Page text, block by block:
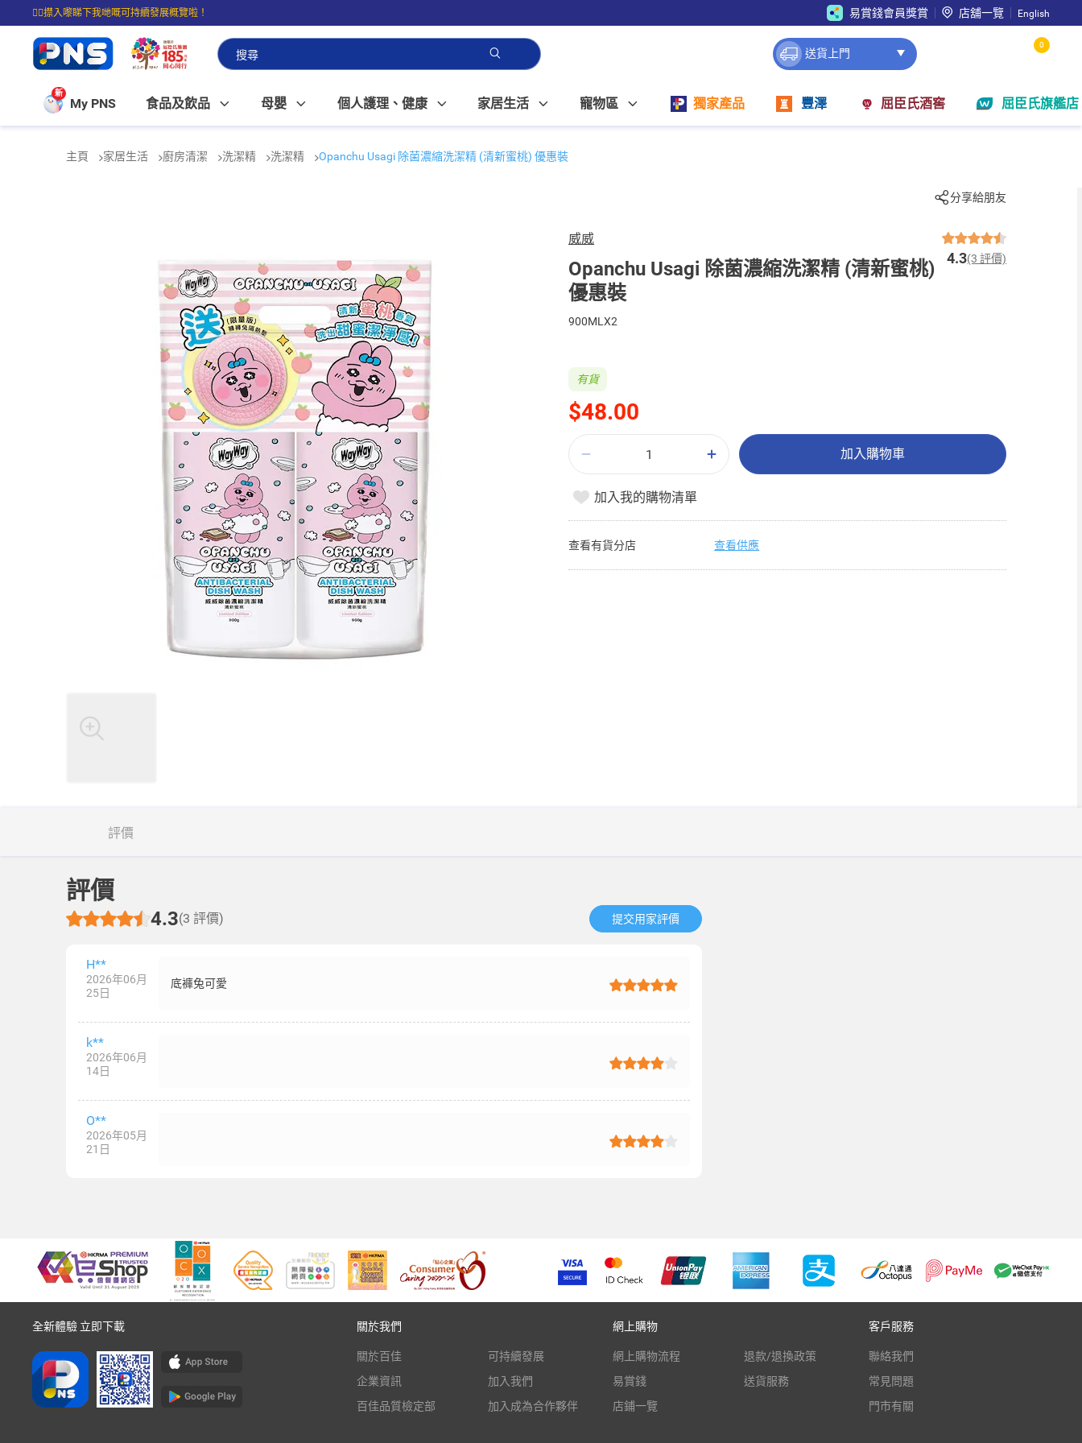
☝🏼㩒入嚟睇下我哋嘅可持續發展概覽啦！
⭐購物滿$399即享免費送貨；滿$100即可免費店取。
易賞錢會員獎賞 店舖一覽 English
送貨上門
0
新
My PNS 食品及飲品 母嬰 個人護理、健康 家居生活 寵物區 獨家產品 豐澤 屈臣氏酒窖 屈臣氏旗艦店
主頁 家居生活 廚房清潔 洗潔精 洗潔精 Opanchu Usagi 除菌濃縮洗潔精 (清新蜜桃) 優惠裝
分享給朋友
威威
Opanchu Usagi 除菌濃縮洗潔精 (清新蜜桃)
優惠裝
4.3(3 評價)
900MLX2
$48.00
有貨
加入購物車
加入我的購物清單
查看有貨分店 查看供應
評價
評價
4.3(3 評價) 提交用家評價​
H**
2026年06月
25日
底褲兔可愛
k**
2026年06月
14日
O**
2026年05月
21日
全新體驗 立即下載 關於我們
關於百佳
企業資訊
百佳品質檢定部
可持續發展
加入我們
加入成為合作夥伴
網上購物
網上購物流程
易賞錢
店鋪一覽
退款/退換政策
送貨服務
客戶服務
聯絡我們
常見問題
門市有關